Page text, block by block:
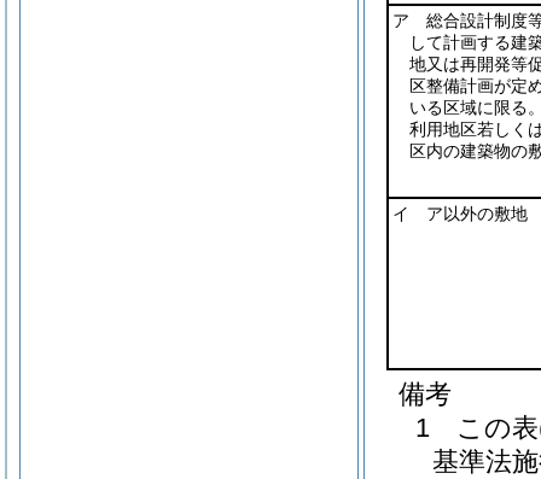
ア 総合設計制度
して計画する建
地又は再開発等
区整備計画が定
いる区域に限る
利用地区若しく
区内の建築物の
イ ア以外の敷地
備考
1 この表(
基準法